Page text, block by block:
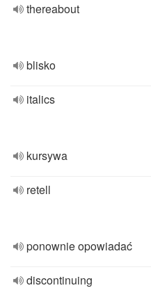
thereabout
blisko
italics
kursywa
retell
ponownie opowiadać
discontinuing